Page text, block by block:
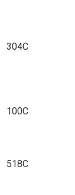
304С
100С
518С